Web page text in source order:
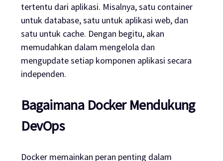
tertentu dari aplikasi. Misalnya, satu container
untuk database, satu untuk aplikasi web, dan
satu untuk cache. Dengan begitu, akan
memudahkan dalam mengelola dan
mengupdate setiap komponen aplikasi secara
independen.
Bagaimana Docker Mendukung
DevOps
Docker memainkan peran penting dalam